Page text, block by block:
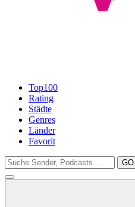
Top100
Rating
Städte
Genres
Länder
Favorit
GO